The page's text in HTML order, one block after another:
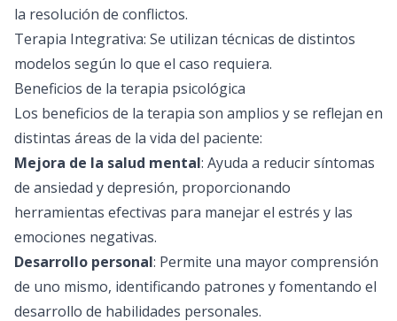
la resolución de conflictos.
Terapia Integrativa: Se utilizan técnicas de distintos
modelos según lo que el caso requiera.
Beneficios de la terapia psicológica
Los beneficios de la terapia son amplios y se reflejan en
distintas áreas de la vida del paciente:
Mejora de la salud mental: Ayuda a reducir síntomas
de ansiedad y depresión, proporcionando
herramientas efectivas para manejar el estrés y las
emociones negativas.
Desarrollo personal: Permite una mayor comprensión
de uno mismo, identificando patrones y fomentando el
desarrollo de habilidades personales.